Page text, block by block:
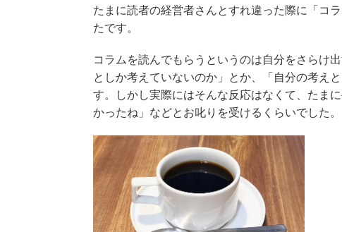
たまに読者の経営者さんとすれ違った際に「コ
たです。
コラムを読んでもらうというのは自分をさらけ
としか考えていないのか」とか、「自分の考え
す。しかし実際にはそんな反応はなくて、たま
かったね」などとお叱りを受けるくらいでした。